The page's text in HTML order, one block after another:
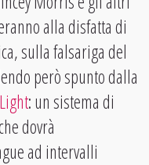
alla disfatta di
sulla falsariga del
però spunto dalla
: un sistema di
dovrà
ad intervalli